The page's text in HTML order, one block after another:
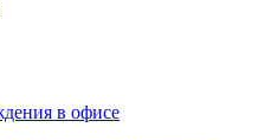
в офисе